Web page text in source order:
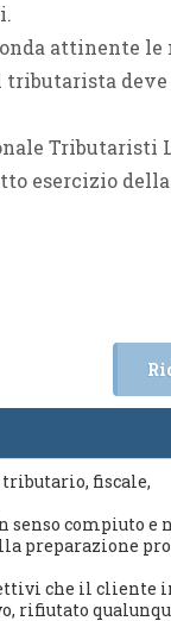
attinente le
tributarista
Tributaristi
esercizio
fiscale,
senso compiuto e
preparazione
che il cliente
rifiutato